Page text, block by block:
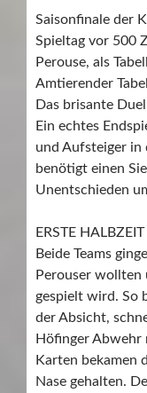
Saisonfinale der
Spieltag vor 500
Perouse, als
Amtierender
Das brisante
Ein echtes
und Aufsteiger in
benötigt einen
Unentschieden
ERSTE HALBZEIT
Beide Teams
Perouser wollten
gespielt wird. So
der Absicht,
Höfinger Abwehr
Karten bekamen
Nase gehalten.